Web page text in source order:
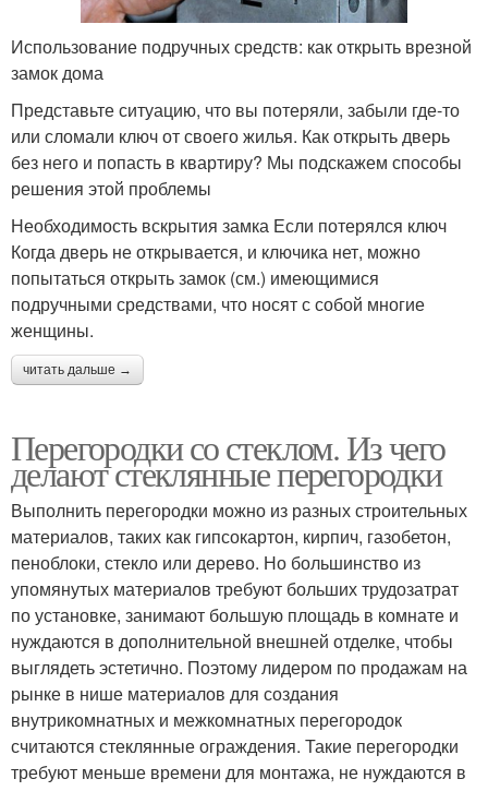
Использование подручных средств: как открыть врезной
замок дома
Представьте ситуацию, что вы потеряли, забыли где-то
или сломали ключ от своего жилья. Как открыть дверь
без него и попасть в квартиру? Мы подскажем способы
решения этой проблемы
Необходимость вскрытия замка Если потерялся ключ
Когда дверь не открывается, и ключика нет, можно
попытаться открыть замок (см.) имеющимися
подручными средствами, что носят с собой многие
женщины.
читать дальше →
Перегородки со стеклом. Из чего
делают стеклянные перегородки
Выполнить перегородки можно из разных строительных
материалов, таких как гипсокартон, кирпич, газобетон,
пеноблоки, стекло или дерево. Но большинство из
упомянутых материалов требуют больших трудозатрат
по установке, занимают большую площадь в комнате и
нуждаются в дополнительной внешней отделке, чтобы
выглядеть эстетично. Поэтому лидером по продажам на
рынке в нише материалов для создания
внутрикомнатных и межкомнатных перегородок
считаются стеклянные ограждения. Такие перегородки
требуют меньше времени для монтажа, не нуждаются в